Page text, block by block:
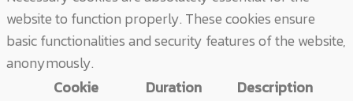
website to function properly. These cookies ensure
basic functionalities and security features of the website,
anonymously.
Cookie
Duration Description